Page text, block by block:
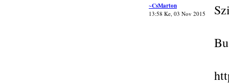
~CsMarton
13:58 Ke, 03 Nov 2015